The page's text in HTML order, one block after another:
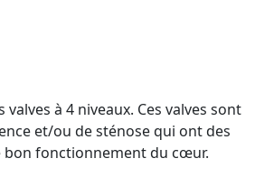
à 4 niveaux. Ces valves sont
et/ou de sténose qui ont des
bon fonctionnement du cœur.